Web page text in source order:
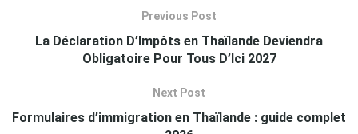
Previous Post
La Déclaration D’Impôts en Thaïlande Deviendra
Obligatoire Pour Tous D’Ici 2027
Next Post
Formulaires d’immigration en Thaïlande : guide complet